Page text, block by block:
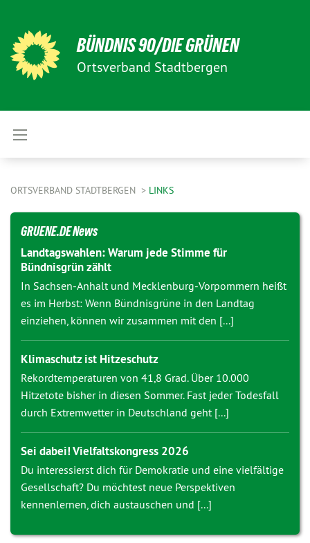
BÜNDNIS 90/DIE GRÜNEN
Ortsverband Stadtbergen
ORTSVERBAND STADTBERGEN LINKS
GRUENE.DE News
Landtagswahlen: Warum jede Stimme für
Bündnisgrün zählt
In Sachsen-Anhalt und Mecklenburg-Vorpommern heißt
es im Herbst: Wenn Bündnisgrüne in den Landtag
einziehen, können wir zusammen mit den [...]
Klimaschutz ist Hitzeschutz
Rekordtemperaturen von 41,8 Grad. Über 10.000
Hitzetote bisher in diesen Sommer. Fast jeder Todesfall
durch Extremwetter in Deutschland geht [...]
Sei dabei! Vielfaltskongress 2026
Du interessierst dich für Demokratie und eine vielfältige
Gesellschaft? Du möchtest neue Perspektiven
kennenlernen, dich austauschen und [...]